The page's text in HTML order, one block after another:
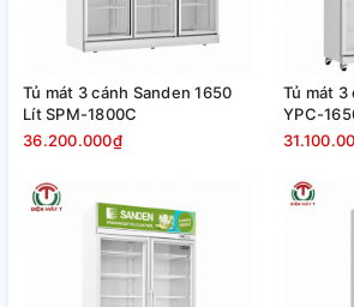
Tủ mát 3 cánh Sanden 1650
Lít SPM-1800C
36.200.000₫
Tủ mát 3
YPC-